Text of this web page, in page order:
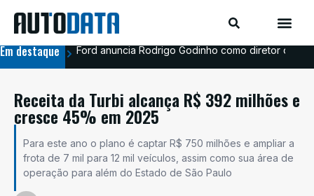
Em destaque Ford anuncia Rodrigo Godinho como diretor de
Receita da Turbi alcança R$ 392 milhões e
cresce 45% em 2025
Para este ano o plano é captar R$ 750 milhões e ampliar a
frota de 7 mil para 12 mil veículos, assim como sua área de
operação para além do Estado de São Paulo